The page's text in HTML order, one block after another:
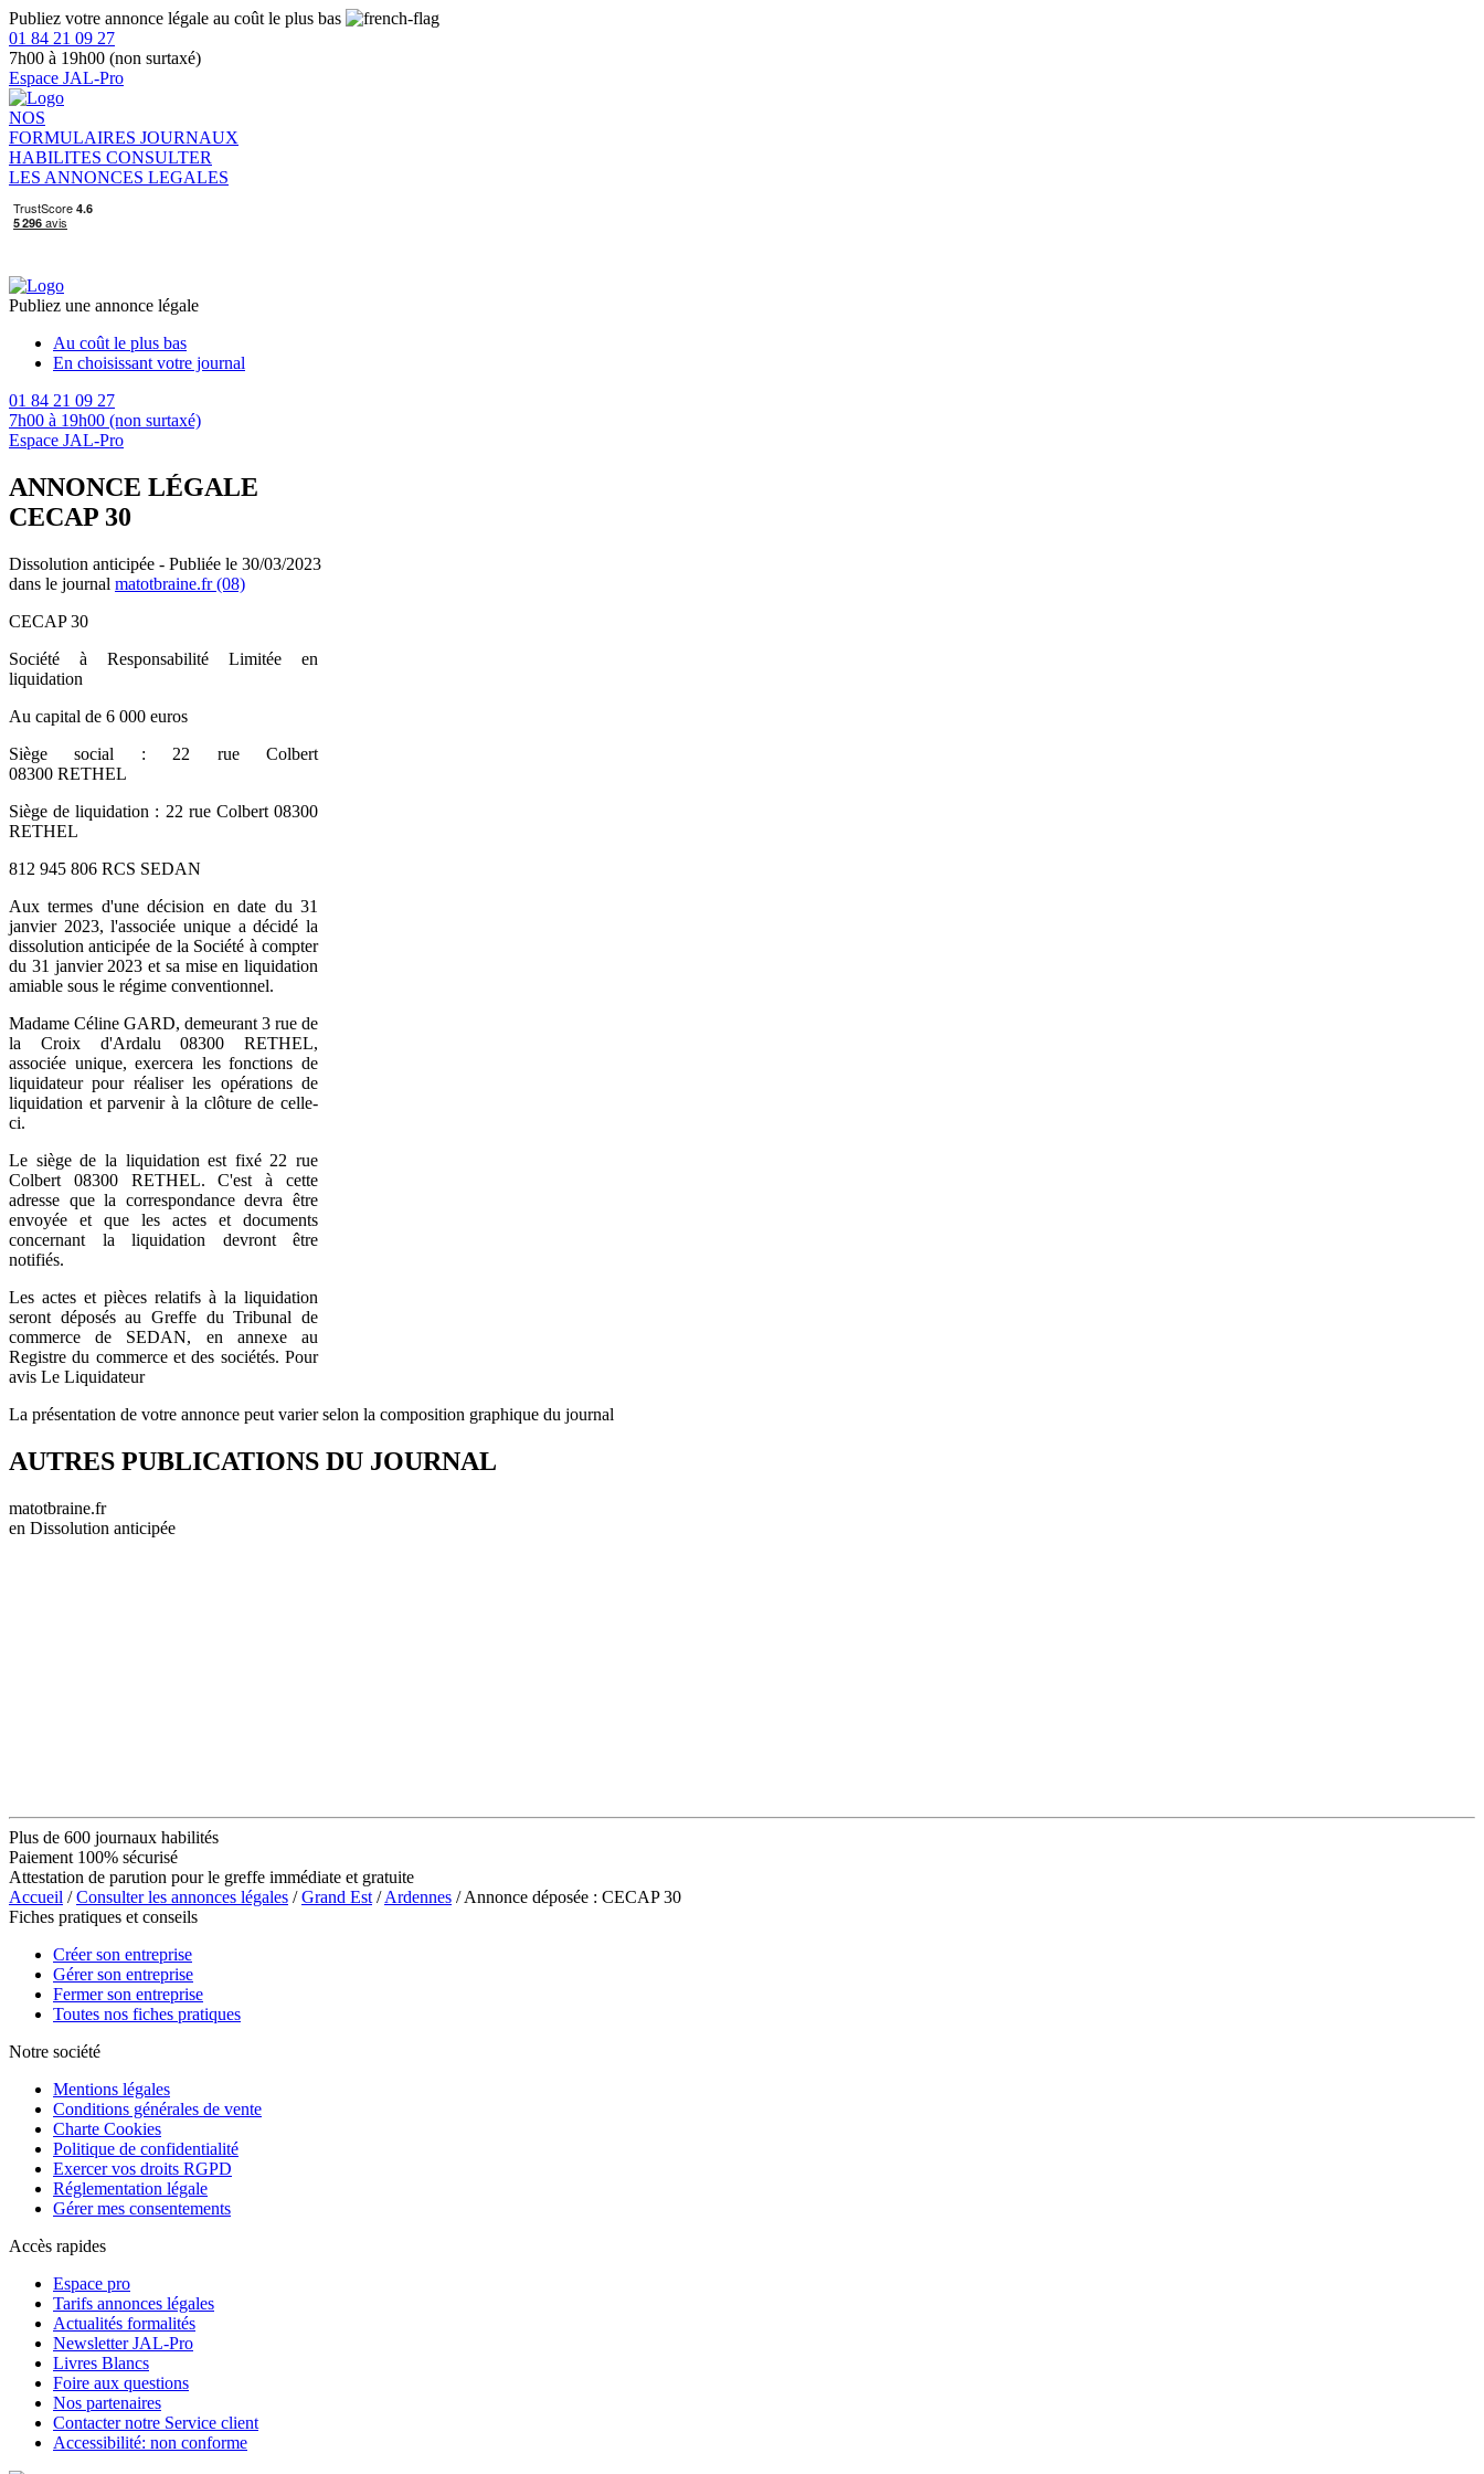
Publiez votre annonce légale au coût le plus bas
01 84 21 09 27
7h00 à 19h00 (non surtaxé)
Espace JAL-Pro
NOS
FORMULAIRES JOURNAUX
HABILITES CONSULTER
LES ANNONCES LEGALES
Publiez une annonce légale
Au coût le plus bas
En choisissant votre journal
01 84 21 09 27
7h00 à 19h00 (non surtaxé)
Espace JAL-Pro
ANNONCE LÉGALE
CECAP 30
Dissolution anticipée - Publiée le 30/03/2023
dans le journal matotbraine.fr (08)
CECAP 30
Société à Responsabilité Limitée en
liquidation
Au capital de 6 000 euros
Siège social : 22 rue Colbert
08300 RETHEL
Siège de liquidation : 22 rue Colbert 08300
RETHEL
812 945 806 RCS SEDAN
Aux termes d'une décision en date du 31
janvier 2023, l'associée unique a décidé la
dissolution anticipée de la Société à compter
du 31 janvier 2023 et sa mise en liquidation
amiable sous le régime conventionnel.
Madame Céline GARD, demeurant 3 rue de
la Croix d'Ardalu 08300 RETHEL,
associée unique, exercera les fonctions de
liquidateur pour réaliser les opérations de
liquidation et parvenir à la clôture de celle-
ci.
Le siège de la liquidation est fixé 22 rue
Colbert 08300 RETHEL. C'est à cette
adresse que la correspondance devra être
envoyée et que les actes et documents
concernant la liquidation devront être
notifiés.
Les actes et pièces relatifs à la liquidation
seront déposés au Greffe du Tribunal de
commerce de SEDAN, en annexe au
Registre du commerce et des sociétés. Pour
avis Le Liquidateur
La présentation de votre annonce peut varier selon la composition graphique du journal
AUTRES PUBLICATIONS DU JOURNAL
matotbraine.fr
en Dissolution anticipée
Plus de 600 journaux habilités
Paiement 100% sécurisé
Attestation de parution pour le greffe immédiate et gratuite
Accueil /Consulter les annonces légales /Grand Est /Ardennes / Annonce déposée : CECAP 30
Fiches pratiques et conseils
Créer son entreprise
Gérer son entreprise
Fermer son entreprise
Toutes nos fiches pratiques
Notre société
Mentions légales
Conditions générales de vente
Charte Cookies
Politique de confidentialité
Exercer vos droits RGPD
Réglementation légale
Gérer mes consentements
Accès rapides
Espace pro
Tarifs annonces légales
Actualités formalités
Newsletter JAL-Pro
Livres Blancs
Foire aux questions
Nos partenaires
Contacter notre Service client
Accessibilité: non conforme